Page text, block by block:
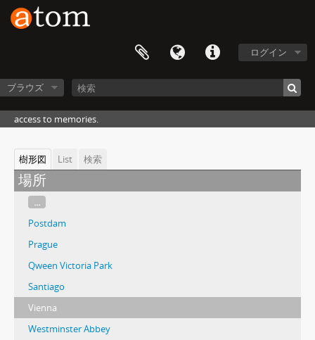
ログイン
ブラウズ
access to memories.
樹形図 List 検索
場所
...
Postdam
Prague
Qween Victoria Park
Santiago
Vienna
Westminster Abbey